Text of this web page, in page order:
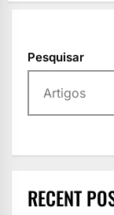
Pesquisar
RECENT